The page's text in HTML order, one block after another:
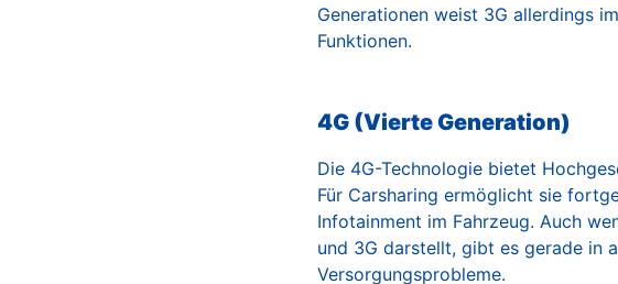
Generationen weist 3G allerdings
Funktionen.
4G (Vierte Generation)
Die 4G-Technologie bietet
Für Carsharing ermöglicht sie
Infotainment im Fahrzeug. Auch
und 3G darstellt, gibt es gerade in
Versorgungsprobleme.